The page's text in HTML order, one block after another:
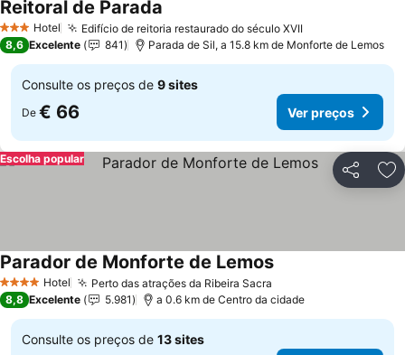
3 EstrelasHotel Edifício de reitoria restaurado do século XVII
Reitoral de Parada
8,6 Excelente 841 Parada de Sil, a 15.8 km de Monforte de Lemos
Consulte os preços de 9 sites
De € 66 Ver preços
Partilhar
Escolha popular
4 EstrelasHotel Perto das atrações da Ribeira Sacra
Parador de Monforte de Lemos
8,8 Excelente 5.981 a 0.6 km de Centro da cidade
Consulte os preços de 13 sites